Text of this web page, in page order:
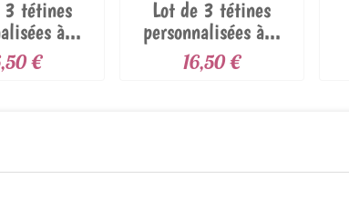
3 tétines
à...
€
Lot de 3 tétines
personnalisées à...
16,50 €